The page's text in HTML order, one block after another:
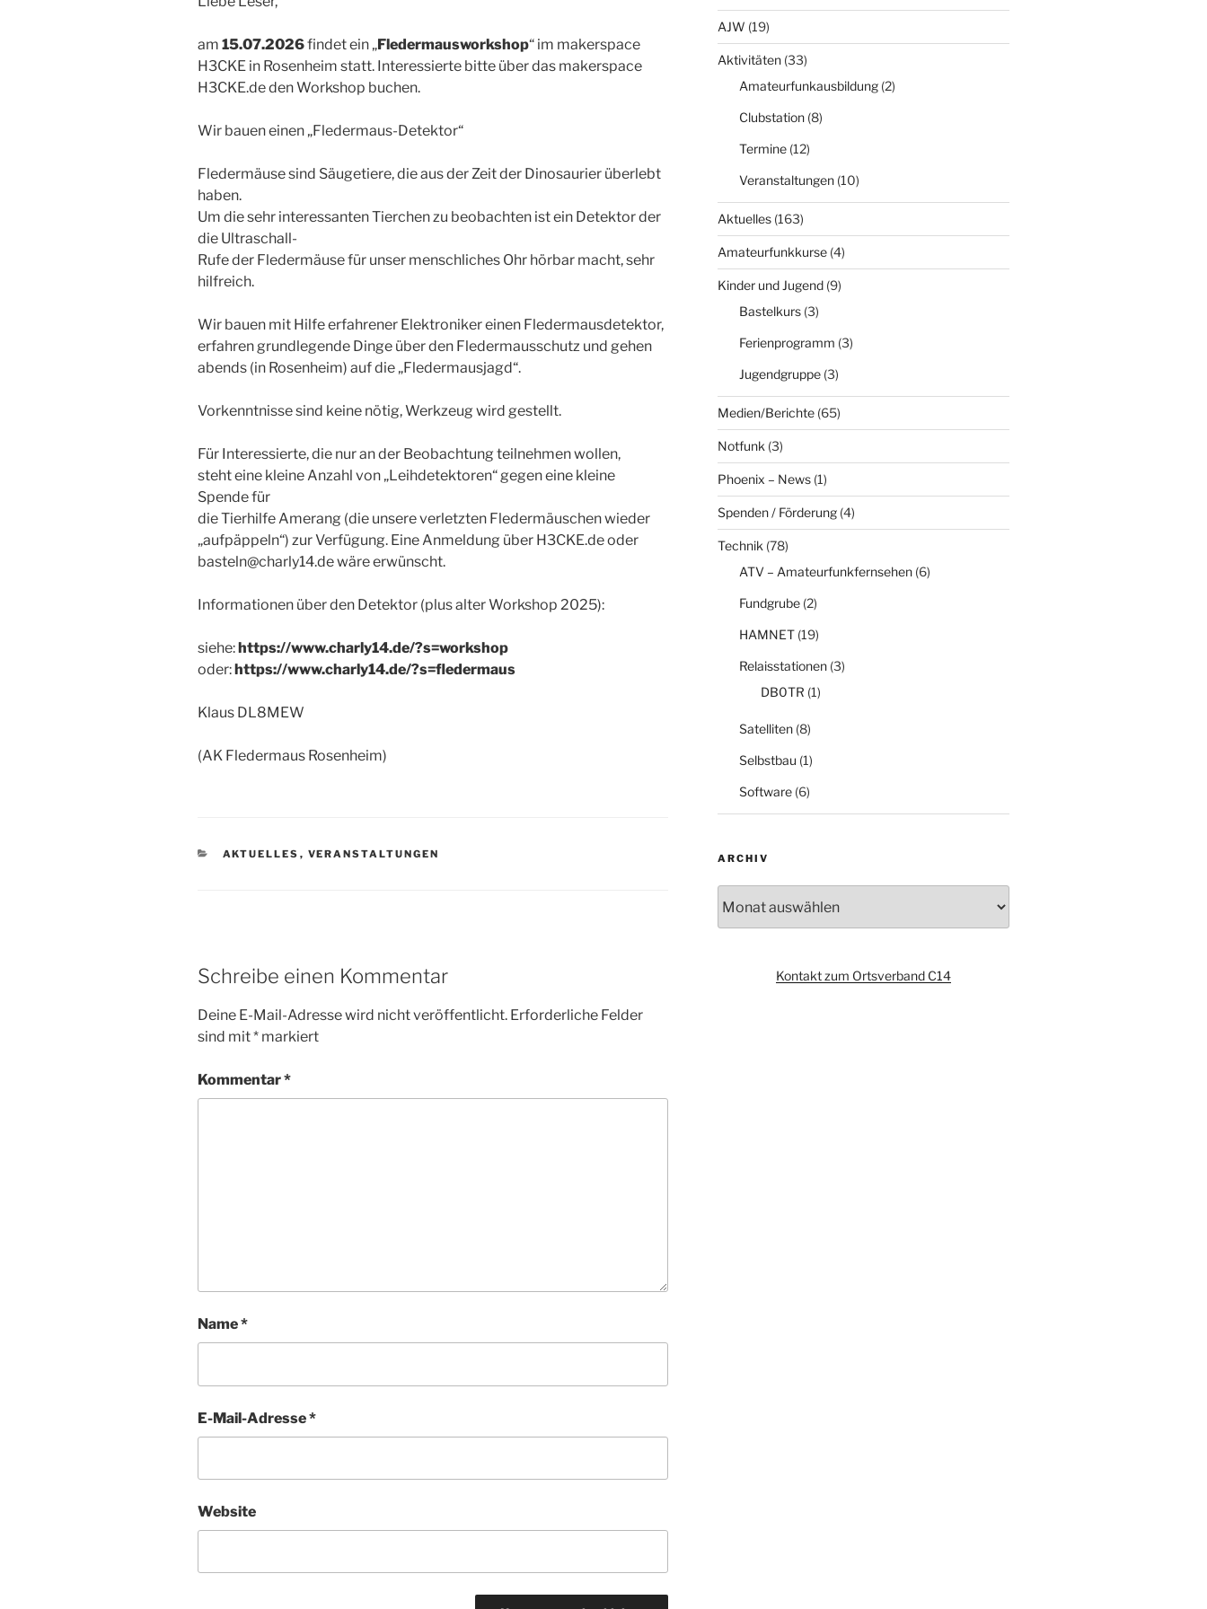
am 15.07.2026findet ein „Fledermausworkshop“ im makerspace
H3CKE in Rosenheim statt. Interessierte bitte über das makerspace
H3CKE.de den Workshop buchen.
Wir bauen einen „Fledermaus-Detektor“
Fledermäuse sind Säugetiere, die aus der Zeit der Dinosaurier überlebt
haben.
Um die sehr interessanten Tierchen zu beobachten ist ein Detektor der
die Ultraschall-
Rufe der Fledermäuse für unser menschliches Ohr hörbar macht, sehr
hilfreich.
Wir bauen mit Hilfe erfahrener Elektroniker einen Fledermausdetektor,
erfahren grundlegende Dinge über den Fledermausschutz und gehen
abends (in Rosenheim) auf die „Fledermausjagd“.
Vorkenntnisse sind keine nötig, Werkzeug wird gestellt.
Für Interessierte, die nur an der Beobachtung teilnehmen wollen,
steht eine kleine Anzahl von „Leihdetektoren“ gegen eine kleine
Spende für
die Tierhilfe Amerang (die unsere verletzten Fledermäuschen wieder
„aufpäppeln“) zur Verfügung. Eine Anmeldung über H3CKE.de oder
basteln@charly14.de wäre erwünscht.
Informationen über den Detektor (plus alter Workshop 2025):
siehe: https://www.charly14.de/?s=workshop
oder: https://www.charly14.de/?s=fledermaus
Klaus DL8MEW
(AK Fledermaus Rosenheim)
KATEGORIEN
AKTUELLES , VERANSTALTUNGEN
Schreibe einen Kommentar
Deine E-Mail-Adresse wird nicht veröffentlicht. Erforderliche Felder
sind mit* markiert
Kommentar*
Name*
E-Mail-Adresse*
Website
AJW (19)
Aktivitäten(33)
Amateurfunkausbildung(2)
Clubstation(8)
Termine(12)
Veranstaltungen(10)
Aktuelles(163)
Amateurfunkkurse(4)
Kinder und Jugend(9)
Bastelkurs(3)
Ferienprogramm (3)
Jugendgruppe(3)
Medien/Berichte(65)
Notfunk (3)
Phoenix – News(1)
Spenden / Förderung(4)
Technik (78)
ATV – Amateurfunkfernsehen(6)
Fundgrube(2)
HAMNET(19)
Relaisstationen(3)
DB0TR (1)
Satelliten(8)
Selbstbau (1)
Software(6)
ARCHIV
Kontakt zum Ortsverband C14